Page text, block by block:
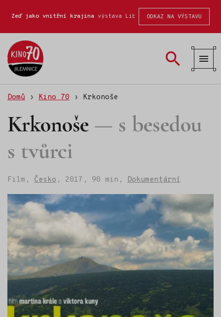
Zeď jako vnitřní krajina výstava Liberecké školy fotografické
ODKAZ NA VÝSTAVU
70
Domů › Kino 70 › Krkonoše
Krkonoše
s besedou
s tvůrci
Film, Česko , 2017, 90 min, Dokumentární